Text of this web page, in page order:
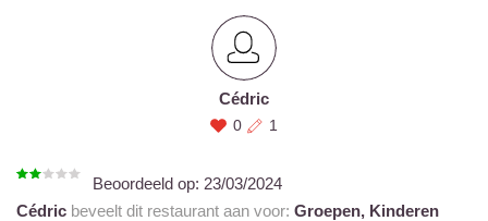
Cédric
0 1
Beoordeeld op: 23/03/2024
Cédric beveelt dit restaurant aan voor: Groepen, Kinderen